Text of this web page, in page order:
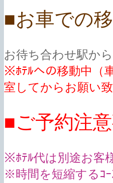
■お車での
お待ち合わせ駅か
※ﾎﾃﾙへの移動中（
室してからお願い
■ご予約注
※ﾎﾃﾙ代は別途お客
※時間を短縮するｺ